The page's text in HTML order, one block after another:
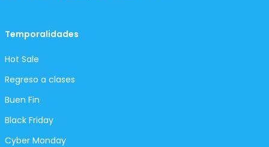
Temporalidades
Hot Sale
Regreso a clases
Buen Fin
Black Friday
Cyber Monday